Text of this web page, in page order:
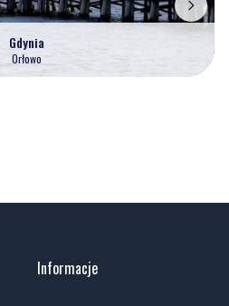
Gdynia
Orłowo
Informacje